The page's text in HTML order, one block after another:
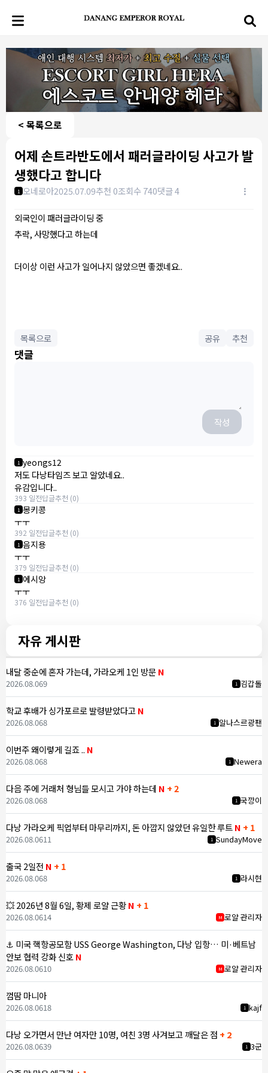
< 목록으로
어제 손트라반도에서 패러글라이딩 사고가 발
생했다고 합니다
1 오네로아2025.07.09추천 0조회수 740댓글 4
외국인이 패러글라이딩 중
추락, 사망했다고 하는데
더이상 이런 사고가 일어나지 않았으면 좋겠네요..
목록으로 공유 추천
댓글
작성
1 yeongs12
저도 다낭타임즈 보고 알았네요..
유감입니다..
393 일전답글추천 (0)
1 몽키콩
ㅜㅜ
392 일전답글추천 (0)
1 음지용
ㅜㅜ
379 일전답글추천 (0)
1 에시앙
ㅜㅜ
376 일전답글추천 (0)
자유 게시판
내달 중순에 혼자 가는데, 가라오케 1인 방문N
1 김갑돌
2026.08.069
학교 후배가 싱가포르로 발령받았다고N
1 알나스르광팬
2026.08.068
이번주 왜이렇게 길죠 .. N
1 Newera
2026.08.068
다음 주에 거래처 형님들 모시고 가야 하는데 N + 2
1 국깡이
2026.08.068
다낭 가라오케 픽업부터 마무리까지, 돈 아깝지 않았던 유일한 루트N + 1
1 SundayMove
2026.08.0611
출국 2일전 N + 1
1 라시현
2026.08.068
💥 2026년 8월 6일, 황제 로얄 근황N + 1
M 로얄 관리자
2026.08.0614
⚓ 미국 핵항공모함 USS George Washington, 다낭 입항… 미·베트남
안보 협력 강화 신호N
M 로얄 관리자
2026.08.0610
껌땀 마니아
1 kajf
2026.08.0618
다낭 오가면서 만난 여자만 10명, 여친 3명 사겨보고 깨달은 점 + 2
1 3군
2026.08.0639